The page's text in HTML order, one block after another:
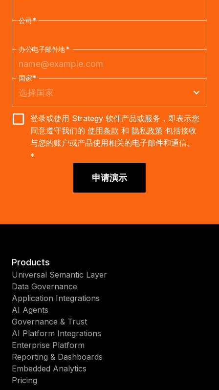
公司*
办公电子邮件地*
国家*
登录或使用 Strategy 软件产品或服务，即表示您
同意遵守我们的 使用条款 和 隐私政策包括接收
与您的账户或产品使用相关的电子邮件和通信。
*
申请演示
Products
Universal Semantic Layer
Data Governance
Application Integrations
AI Agents
Governance & Trust
AI Platform Integrations
Enterprise Platform
Reporting & Dashboards
Embedded Analytics
Pricing